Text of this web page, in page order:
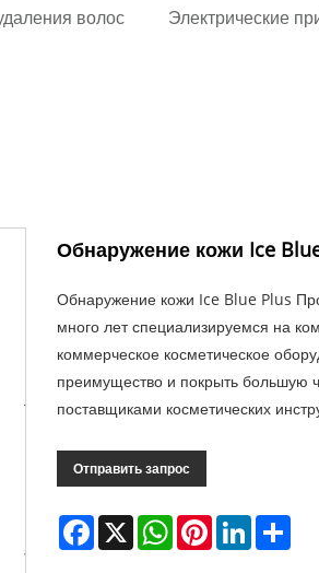
волос Электрические
Обнаружение кожи Ice
Обнаружение кожи Ice Blue Plus
много лет специализируемся на
коммерческое косметическое
преимущество и покрыть большую
поставщиками косметических
Отправить запрос
Facebook
X WhatsAppPinterestLinkedIn